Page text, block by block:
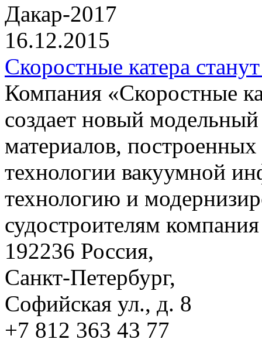
Дакар-2017
16.12.2015
Скоростные катера
Компания
создает новый
материалов,
технологии вакуумной
технологию и
судостроителям
192236 Россия,
Санкт-Петербург,
Софийская ул., д. 8
+7 812 363 43 77